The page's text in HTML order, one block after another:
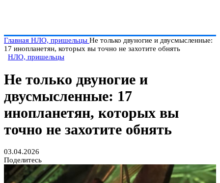
Главная НЛО, пришельцы Не только двуногие и двусмысленные:
17 инопланетян, которых вы точно не захотите обнять
НЛО, пришельцы
Не только двуногие и
двусмысленные: 17
инопланетян, которых вы
точно не захотите обнять
03.04.2026
Поделитесь